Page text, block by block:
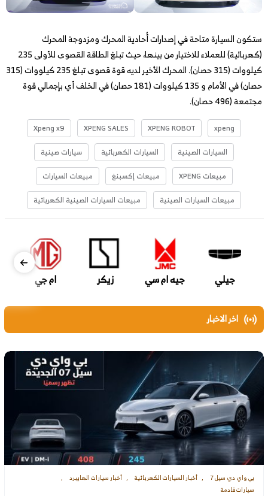
ستكون السيارة متاحة في إصدارات أُحادية المحرك ومزدوجة المحرك
(كهربائية) للعملاء للاختيار من بينها، حيث تبلغ الطاقة القصوى للأولى 235
كيلووات (315 حصان). المحرك الأخير لديه قوة قصوى تبلغ 235 كيلووات (315
حصان) في الأمام و 135 كيلووات (181 حصان) في الخلف أي بإجمالي قوة
مجتمعة (496 حصان).
xpeng
XPENG ROBOT
XPENG SALES
Xpeng x9
السيارات الصينية
السيارات الكهربائية
سيارات صينية
مبيعات XPENG
مبيعات إكسبنغ
مبيعات السيارات
مبيعات السيارات الصينية
مبيعات السيارات الصينية الكهربائية
جيلي جيه ام سي زيكر ام جي
اخر الاخبار
بي واي دي سيل 7 أخبار السيارات الكهربائية
أخبار سيارات الهايبرد
سيارات قادمة